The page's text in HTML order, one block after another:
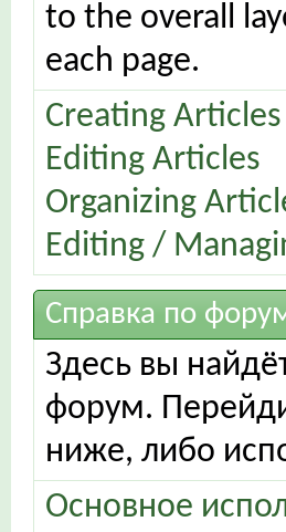
to the overall
each page.
Creating Articles
Editing Articles
Organizing
Editing /
Справка по
Здесь вы
форум.
ниже, либо
Основное